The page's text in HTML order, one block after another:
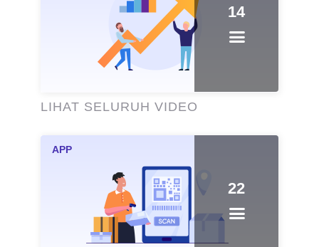
14
LIHAT SELURUH VIDEO
22